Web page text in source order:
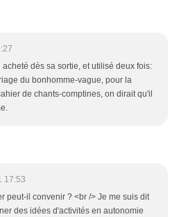
dès sa sortie, et utilisé deux fois:
du bonhomme-vague, pour la
de chants-comptines, on dirait qu'il
17:53
peut-il convenir ? <br /> Je me suis dit
des idées d'activités en autonomie